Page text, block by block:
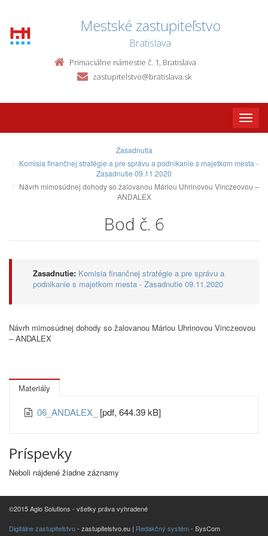
Mestské zastupiteľstvo
Bratislava
Primaciálne námestie č. 1, Bratislava
zastupitelstvo@bratislava.sk
Toggle
Zasadnutia
Komisia finančnej stratégie a pre správu a podnikanie s majetkom mesta -
Zasadnutie 09.11.2020
Návrh mimosúdnej dohody so žalovanou Máriou Uhrinovou Vinczeovou –
ANDALEX
Bod č. 6
Zasadnutie: Komisia finančnej stratégie a pre správu a
podnikanie s majetkom mesta - Zasadnutie 09.11.2020
Návrh mimosúdnej dohody so žalovanou Máriou Uhrinovou Vinczeovou
– ANDALEX
Materiály
06_ANDALEX_ [pdf, 644.39 kB]
Príspevky
Neboli nájdené žiadne záznamy
©2015 Aglo Solutions - všetky práva vyhradené
Digitálne zastupiteľstvo- zastupitelstvo.eu | Redakčný systém- SysCom